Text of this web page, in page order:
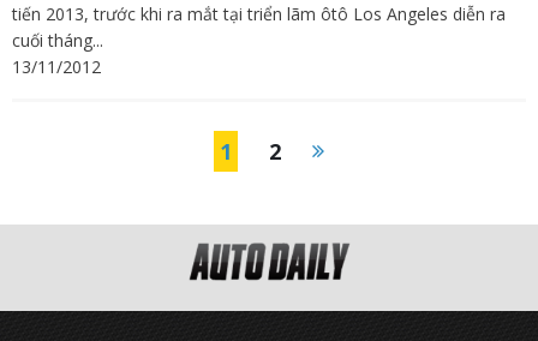
tiến 2013, trước khi ra mắt tại triển lãm ôtô Los Angeles diễn ra
cuối tháng...
13/11/2012
1 2